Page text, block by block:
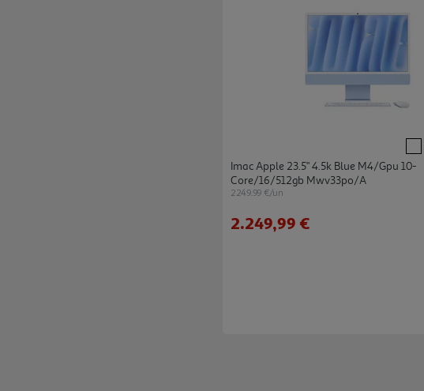
Imac Apple 23.5" 4.5k Blue M4/gpu 10-
Core/16/512gb Mwv33po/a
2249.99 €/un
2.249,99 €